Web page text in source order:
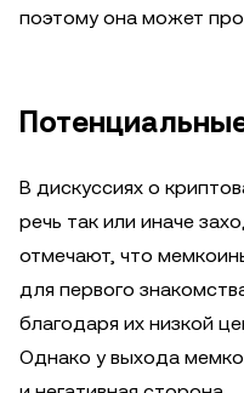
поэтому она может
В дискуссиях о
речь так или иначе
отмечают, что
для первого
благодаря их низкой
Однако у выхода